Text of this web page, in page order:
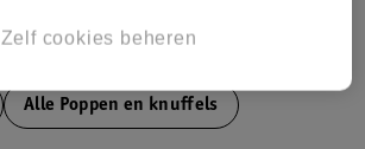
Alle Poppen en knuffels
Zelf cookies beheren